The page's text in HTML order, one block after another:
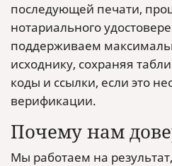
последующей печати,
нотариального
поддерживаем
исходнику, сохраняя
коды и ссылки, если это
верификации.
Почему нам
Мы работаем на